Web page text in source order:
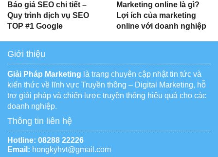
Báo giá SEO chi tiết –
Quy trình dịch vụ SEO
TOP #1 Google
Marketing online là gì?
Lợi ích của marketing
online với doanh nghiệp
Giới thiệu
Giải Pháp Marketing là trang chuyên cập nhật tin tức và
kiến thức về lĩnh vực Truyền thông – Digital Marketing, hỗ
trợ giải pháp và chiến lược truyền thông hiệu quả cho các
doanh nghiệp.
Thông tin liên hệ
Hotline: 08288 22226
Email: hongkyhvt@gmail.com